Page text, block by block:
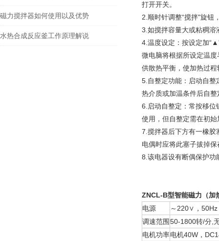
磁力搅拌器如何使用以及优势
水热合成反应釜工作原理解说
打开开关。
2.顺时针调整“搅拌"旋钮
3.如搅拌容量大或粘稠溶
4.温度设定：按设定加
微电脑将根据所设定温
供散热平衡，使加热过程
5.自整定功能：启动自整
热介质或加温条件后自
6.启动自整定：常按移位
使用，但自整定需在初
7.搅拌器后下方有一橡胶
电偶时应将此塞子拔掉
8.该电器设有断偶保护功
ZNCL-B型智能磁力（加
电源
～220∨，50Hz
调速范围50-1800转/分,
电机功率电机40W，